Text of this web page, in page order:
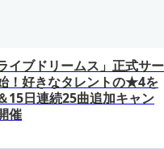
イブドリームス」正式サー
！好きなタレントの★4を
15日連続25曲追加キャン
催